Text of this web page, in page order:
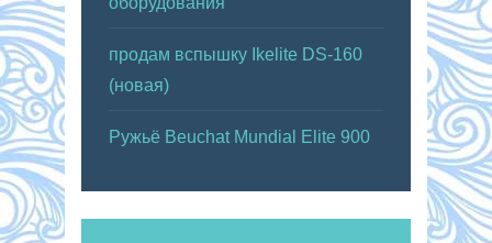
продам вспышку Ikelite DS-160
(новая)
Ружьё Beuchat Mundial Elite 900